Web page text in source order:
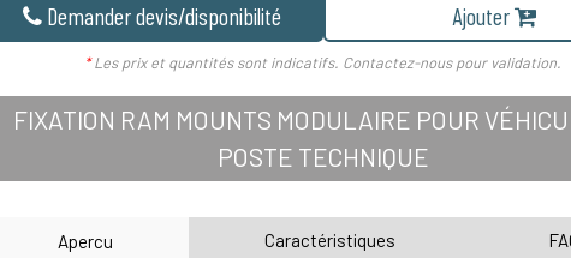
Demander devis/disponibilité Ajouter
*Les prix et quantités sont indicatifs. Contactez-nous pour validation.
FIXATION RAM MOUNTS MODULAIRE POUR
POSTE TECHNIQUE
Apercu Caractéristiques